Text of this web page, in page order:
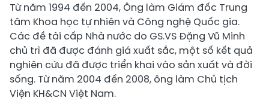
Từ năm 1994 đến 2004, Ông làm Giám đốc Trung
tâm Khoa học tự nhiên và Công nghệ Quốc gia.
Các đề tài cấp Nhà nước do GS.VS Đặng Vũ Minh
chủ trì đã được đánh giá xuất sắc, một số kết quả
nghiên cứu đã được triển khai vào sản xuất và đời
sống. Từ năm 2004 đến 2008, ông làm Chủ tịch
Viện KH&CN Việt Nam.